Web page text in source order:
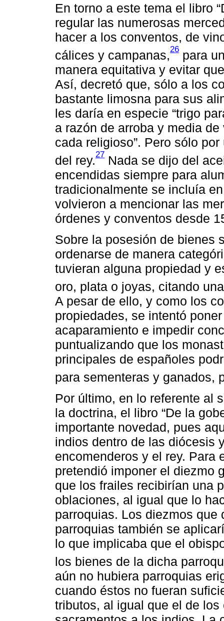
En torno a este tema el libro
regular las numerosas
hacer a los conventos, de
cálices y campanas,26 para
manera equitativa y evitar
Así, decretó que, sólo a los
bastante limosna para sus
les daría en especie “trigo
a razón de arroba y media
cada religioso”. Pero sólo
del rey.27 Nada se dijo del
encendidas siempre para
tradicionalmente se incluía
volvieron a mencionar las
órdenes y conventos desde
Sobre la posesión de bienes
ordenarse de manera
tuvieran alguna propiedad y
oro, plata o joyas, citando
A pesar de ello, y como los
propiedades, se intentó
acaparamiento e impedir
puntualizando que los
principales de españoles
para sementeras y ganados,
Por último, en lo referente al
la doctrina, el libro “De la
importante novedad, pues
indios dentro de las diócesis
encomenderos y el rey. Para
pretendió imponer el diezmo
que los frailes recibirían una
oblaciones, al igual que lo
parroquias. Los diezmos
parroquias también se
lo que implicaba que el
los bienes de la dicha
aún no hubiera parroquias
cuando éstos no fueran
tributos, al igual que el de